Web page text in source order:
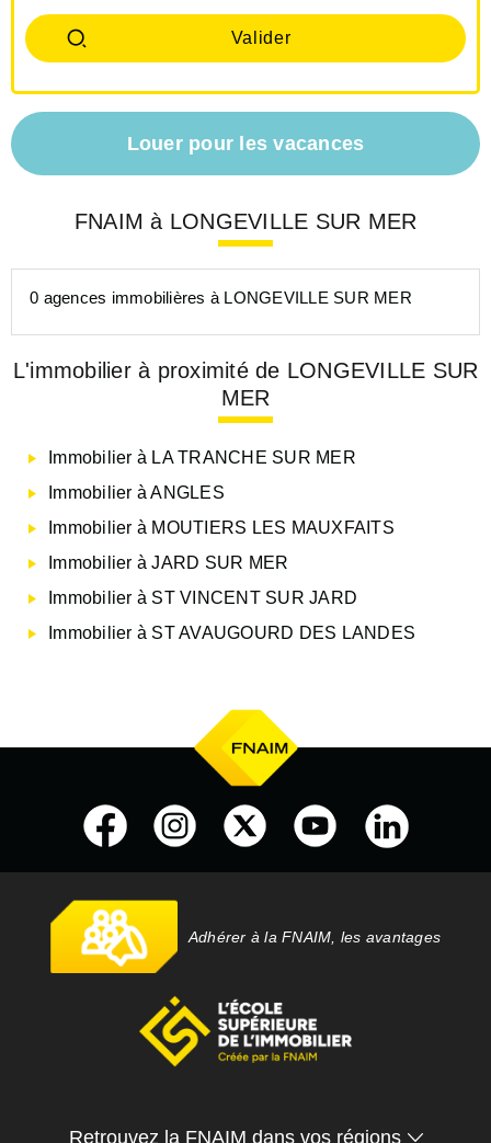
Louer pour les vacances
FNAIM à LONGEVILLE SUR MER
0 agences immobilières à LONGEVILLE SUR MER
L'immobilier à proximité de LONGEVILLE SUR
MER
Immobilier à LA TRANCHE SUR MER
Immobilier à ANGLES
Immobilier à MOUTIERS LES MAUXFAITS
Immobilier à JARD SUR MER
Immobilier à ST VINCENT SUR JARD
Immobilier à ST AVAUGOURD DES LANDES
Adhérer à la FNAIM, les avantages
Retrouvez la FNAIM dans vos régions